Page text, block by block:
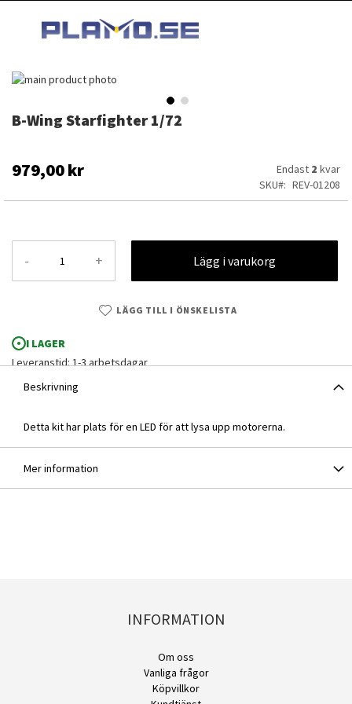
INNEHÅLLET
B-Wing Starfighter 1/72
979,00 kr Endast 2 kvar
SKU
REV-01208
- + Lägg i varukorg
LÄGG TILL I ÖNSKELISTA
I LAGER
Leveranstid: 1-3 arbetsdagar
Hoppa
av
Hoppa
av
bildgalleriet
Beskrivning
Detta kit har plats för en LED för att lysa upp motorerna.
Mer information
INFORMATION
Om oss
Vanliga frågor
Köpvillkor